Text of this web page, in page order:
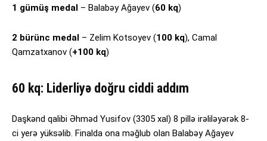
1 gümüş medal – Balabəy Ağayev (60 kq)
2 bürünc medal – Zelim Kotsoyev (100 kq), Camal
Qamzatxanov (+100 kq)
60 kq: Liderliyə doğru ciddi addım
Daşkənd qalibi Əhməd Yusifov (3305 xal) 8 pillə irəliləyərək 8-
ci yerə yüksəlib. Finalda ona məğlub olan Balabəy Ağayev